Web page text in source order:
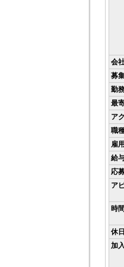
会
募
勤
最
ア
職
雇
給
応
ア
時間
休日
加